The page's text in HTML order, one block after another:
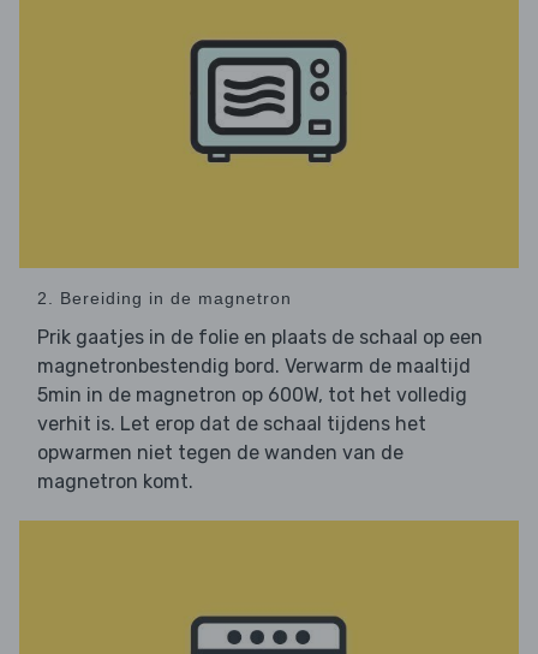
2. Bereiding in de magnetron
Prik gaatjes in de folie en plaats de schaal op een
magnetronbestendig bord. Verwarm de maaltijd
5min in de magnetron op 600W, tot het volledig
verhit is. Let erop dat de schaal tijdens het
opwarmen niet tegen de wanden van de
magnetron komt.